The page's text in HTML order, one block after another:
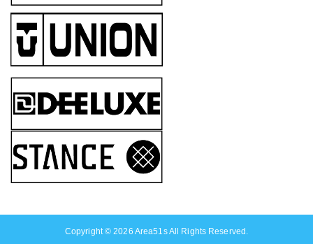
Copyright © 2026 Area51sAll Rights Reserved.